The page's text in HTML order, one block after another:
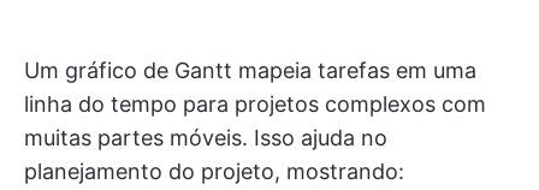
Um gráfico de Gantt mapeia tarefas em uma
linha do tempo para projetos complexos com
muitas partes móveis. Isso ajuda no
planejamento do projeto, mostrando: